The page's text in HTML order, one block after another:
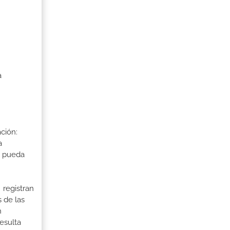
pueda
registran
de las